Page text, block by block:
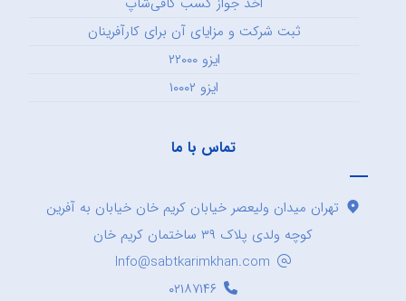
ثبت شرکت و مزایای آن برای کارآفرینان
ایزو ۲۲۰۰۰
ایزو ۱۰۰۰۲
تماس با ما
تهران میدان ولیعصر خیابان کریم خان خیابان به آفرین
کوچه ولدی پلاک ۳۹ ساختمان کریم خان
Info@sabtkarimkhan.com
۰۲۱۸۷۱۴۶